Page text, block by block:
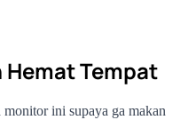
Tempat
ini supaya ga makan